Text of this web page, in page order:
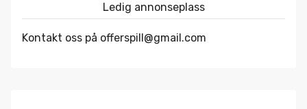
Ledig annonseplass
Kontakt oss på offerspill@gmail.com